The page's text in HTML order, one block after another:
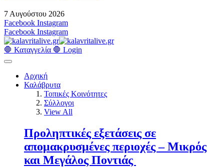
7 Αυγούστου 2026
Facebook Instagram
Facebook Instagram
🛑 Καταγγελία 🛑 Login
Αρχική
Καλάβρυτα
Τοπικές Κοινότητες
Σύλλογοι
View All
Προληπτικές εξετάσεις σε
απομακρυσμένες περιοχές – Μικρός
και Μεγάλος Ποντιάς